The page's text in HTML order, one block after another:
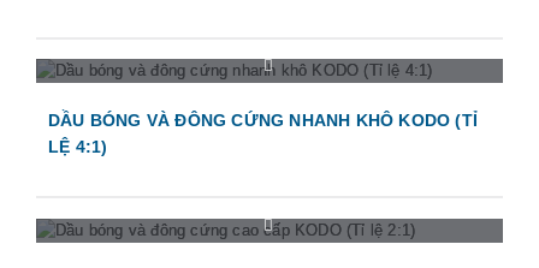
DẦU BÓNG VÀ ĐÔNG CỨNG NHANH KHÔ KODO (TỈ
LỆ 4:1)